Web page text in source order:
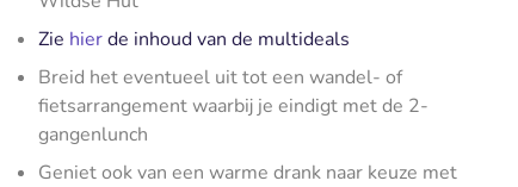
Zie hierde inhoud van de multideals
Breid het eventueel uit tot een wandel- of
fietsarrangement waarbij je eindigt met de 2-
gangenlunch
Geniet ook van een warme drank naar keuze met